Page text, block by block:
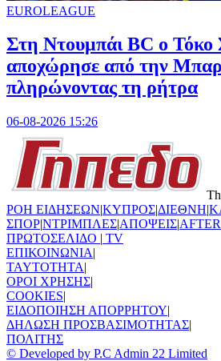
EUROLEAGUE
Στη Nτουμπάι BC ο Τόκο
αποχώρησε από την
πληρώνοντας τη ρήτρα
06-08-2026 15:26
ΡΟΗ ΕΙΔΗΣΕΩΝ|ΚΥΠΡΟΣ|ΔΙΕΘΝΗ|
ΣΠΟΡ|ΝΤΡΙΜΠΛΕΣ|ΑΠΟΨΕΙΣ|
ΠΡΩΤΟΣΕΛΙΔΟ | TV
ΕΠΙΚΟΙΝΩΝΙΑ|
TAYTOTHTA|
ΟΡΟΙ ΧΡΗΣΗΣ|
COOKIES|
ΕΙΔΟΠΟΙΗΣΗ ΑΠΟΡΡΗΤΟΥ|
ΔΗΛΩΣΗ ΠΡΟΣΒΑΣΙΜΟΤΗΤΑΣ|
ΠΟΛΙΤΗΣ
© Developed by P.C Admin 22 Limited